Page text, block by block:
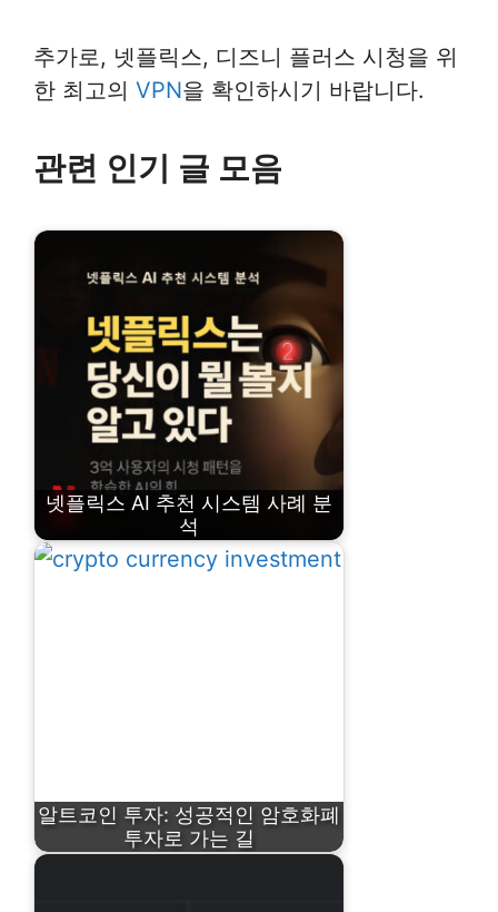
추가로, 넷플릭스, 디즈니 플러스 시청을 위
한 최고의 VPN을 확인하시기 바랍니다.
관련 인기 글 모음
넷플릭스 AI 추천 시스템 사례 분
석
알트코인 투자: 성공적인 암호화폐
투자로 가는 길